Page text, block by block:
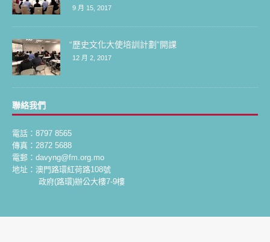
9 月 15, 2017
“歷史文化大使培訓計劃”開課
12 月 2, 2017
聯絡我們
電話：8797 8565
傳真：2872 5688
電郵：davyng@fm.org.mo
地址：澳門路環紅荷路108號
政府(路環)辦公大樓7-9樓